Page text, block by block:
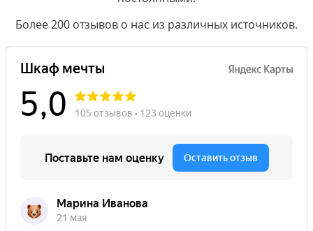
Более 200 отзывов о нас из различных источников.